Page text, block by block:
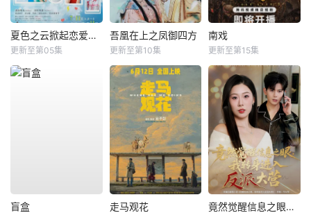
夏色之云掀起恋爱与风暴
更新至第05集
吾凰在上之凤御四方
更新至第10集
南戏
更新至第15集
盲盒 走马观花 竟然觉醒信息之眼，我转身进入反派大营